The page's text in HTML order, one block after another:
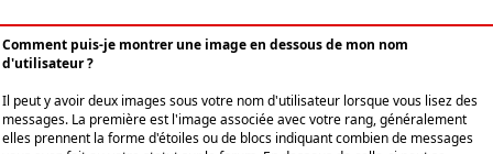
Comment puis-je montrer une image en dessous de mon nom
d'utilisateur ?
Il peut y avoir deux images sous votre nom d'utilisateur lorsque vous lisez des
messages. La première est l'image associée avec votre rang, généralement
elles prennent la forme d'étoiles ou de blocs indiquant combien de messages